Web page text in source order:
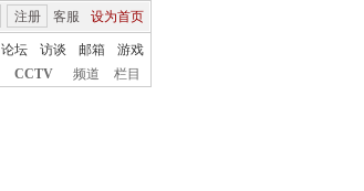
客服 设为首页
注册
论坛 访谈 邮箱
游戏
CCTV 频道 栏目